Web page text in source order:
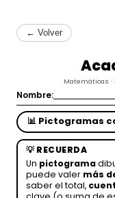
← Volver
Matemáticas ·
Nombre:
📊 Pictogramas
💡 RECUERDA
Un pictograma
puede valer más
saber el total,